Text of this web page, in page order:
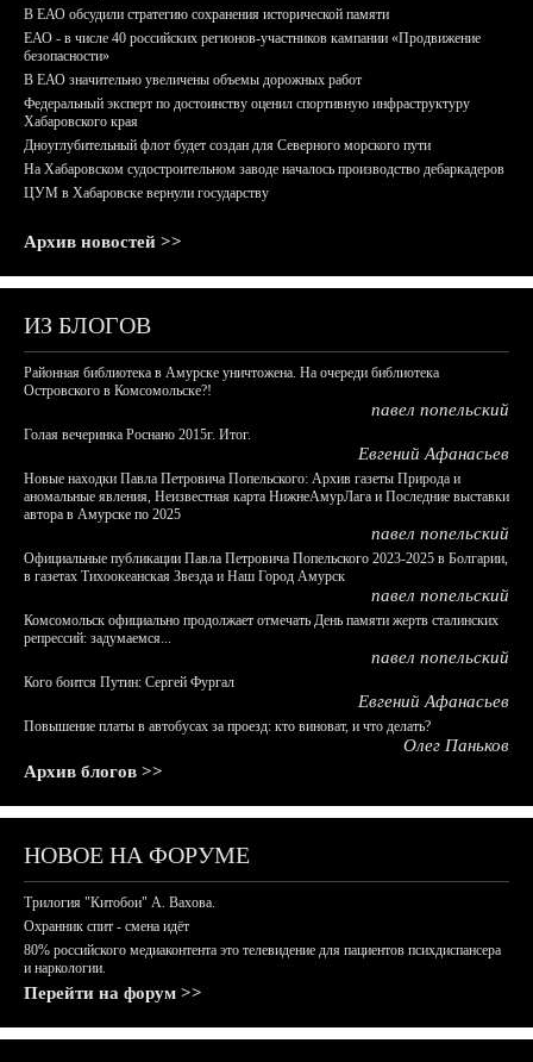
В ЕАО обсудили стратегию сохранения исторической памяти
ЕАО - в числе 40 российских регионов-участников кампании «Продвижение
безопасности»
В ЕАО значительно увеличены объемы дорожных работ
Федеральный эксперт по достоинству оценил спортивную инфраструктуру
Хабаровского края
Дноуглубительный флот будет создан для Северного морского пути
На Хабаровском судостроительном заводе началось производство дебаркадеров
ЦУМ в Хабаровске вернули государству
Архив новостей >>
ИЗ БЛОГОВ
Районная библиотека в Амурске уничтожена. На очереди библиотека
Островского в Комсомольске?!
павел попельский
Голая вечеринка Роснано 2015г. Итог.
Евгений Афанасьев
Новые находки Павла Петровича Попельского: Архив газеты Природа и
аномальные явления, Неизвестная карта НижнеАмурЛага и Последние выставки
автора в Амурске по 2025
павел попельский
Официальные публикации Павла Петровича Попельского 2023-2025 в Болгарии,
в газетах Тихоокеанская Звезда и Наш Город Амурск
павел попельский
Комсомольск официально продолжает отмечать День памяти жертв сталинских
репрессий: задумаемся...
павел попельский
Кого боится Путин: Сергей Фургал
Евгений Афанасьев
Повышение платы в автобусах за проезд: кто виноват, и что делать?
Олег Паньков
Архив блогов >>
НОВОЕ НА ФОРУМЕ
Трилогия "Китобои" А. Вахова.
Охранник спит - смена идёт
80% российского медиаконтента это телевидение для пациентов психдиспансера
и наркологии.
Перейти на форум >>